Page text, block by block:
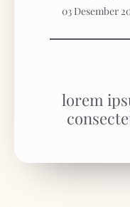
03 Desember
lorem